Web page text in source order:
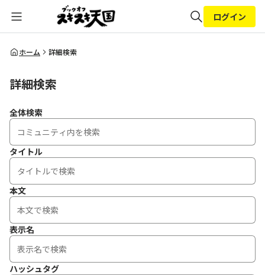
全体検索
ログイン
ホーム 詳細検索
詳細検索
全体検索
タイトル
本文
表示名
ハッシュタグ